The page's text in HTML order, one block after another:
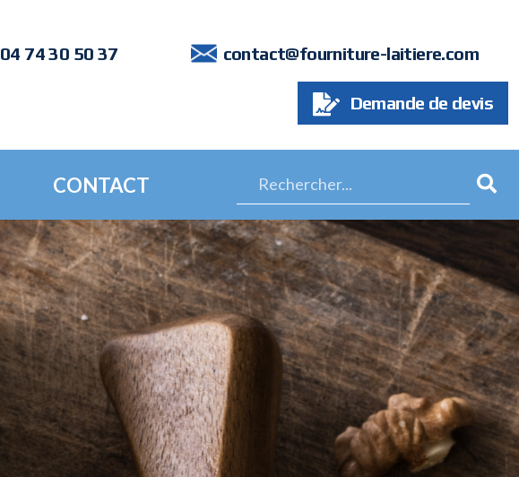
04 74 30 50 37 contact@fourniture-laitiere.com
Demande de devis
CONTACT